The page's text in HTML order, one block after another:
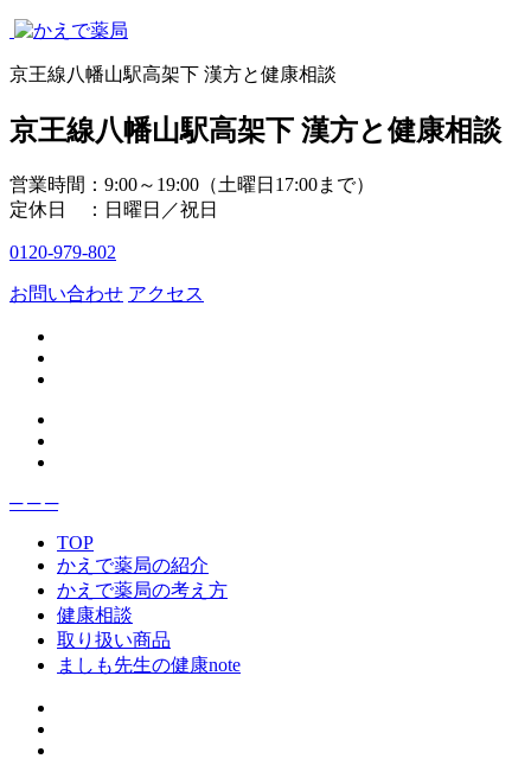
京王線八幡山駅高架下 漢方と健康相談
京王線八幡山駅高架下 漢方と健康相談
営業時間：9:00～19:00（土曜日17:00まで）
定休日 ：日曜日／祝日
0120-979-802
お問い合わせ アクセス
─ ─ ─
TOP
かえで薬局の紹介
かえで薬局の考え方
健康相談
取り扱い商品
ましも先生の健康note